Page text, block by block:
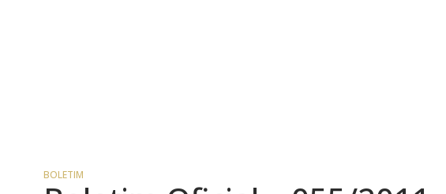
BOLETIM